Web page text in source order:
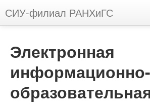
СИУ-филиал РАНХиГС
Вы не вошли в систему (Вход)
Электронная
информационно-